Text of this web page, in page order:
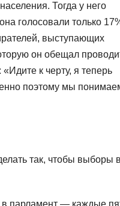
Тогда у него
голосовали только
выступающих
он обещал
к черту, я теперь
поэтому мы
так, чтобы выборы